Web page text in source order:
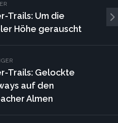
Trails: Um die
Höhe gerauscht
Trails: Gelockte
auf den
Almen